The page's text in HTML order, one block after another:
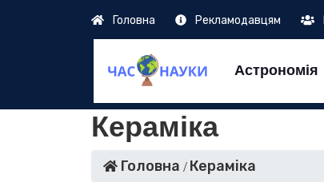
Головна Рекламодавцям
Астрономія
Кераміка
Головна Кераміка